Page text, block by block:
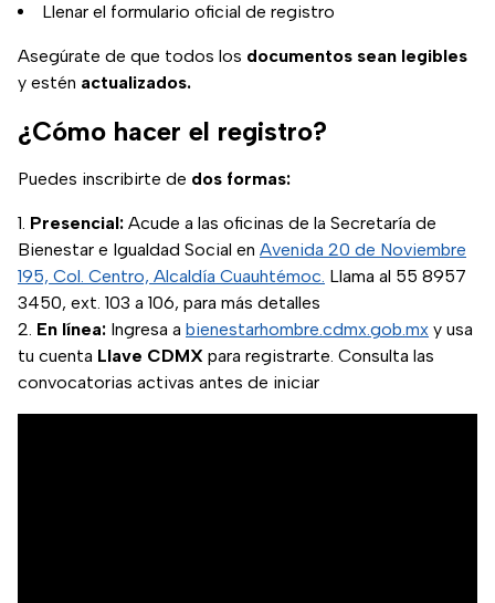
Llenar el formulario oficial de registro
Asegúrate de que todos los documentos sean legibles
y estén actualizados.
¿Cómo hacer el registro?
Puedes inscribirte de dos formas:
Presencial: Acude a las oficinas de la Secretaría de
Bienestar e Igualdad Social en Avenida 20 de Noviembre
195, Col. Centro, Alcaldía Cuauhtémoc. Llama al 55 8957
3450, ext. 103 a 106, para más detalles
En línea: Ingresa a bienestarhombre.cdmx.gob.mx y usa
tu cuenta Llave CDMX para registrarte. Consulta las
convocatorias activas antes de iniciar